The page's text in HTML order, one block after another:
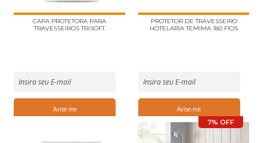
CAPA PROTETORA PARA
TRAVESSEIROS TRISOFT
PROTETOR DE TRAVESSEIRO
HOTELARIA TEMIMA 180 FIOS
7% OFF